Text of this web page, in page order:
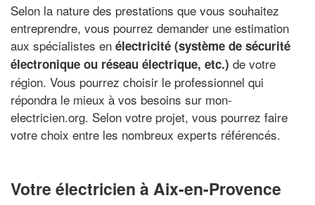
Selon la nature des prestations que vous souhaitez
entreprendre, vous pourrez demander une estimation
aux spécialistes en électricité (système de sécurité
électronique ou réseau électrique, etc.) de votre
région. Vous pourrez choisir le professionnel qui
répondra le mieux à vos besoins sur mon-
electricien.org. Selon votre projet, vous pourrez faire
votre choix entre les nombreux experts référencés.
Votre électricien à Aix-en-Provence